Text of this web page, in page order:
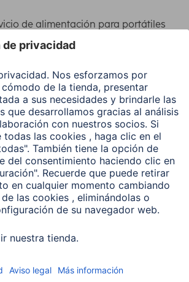
de alimentación para portátiles
Mundo